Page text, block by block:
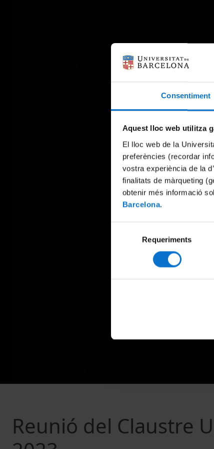
Consentiment
Aquest lloc web utilitza
El lloc web de la
preferències (recordar
vostra experiència de la
finalitats de màrqueting
obtenir més informació
Barcelona.
consentiment
Requeriments
Reunió del Claustre